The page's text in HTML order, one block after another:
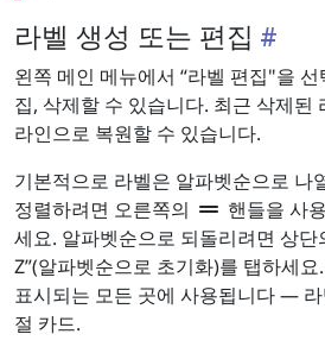
라벨 생성 또는 편집
왼쪽 메인 메뉴에서 “라벨 편집"을
집, 삭제할 수 있습니다. 최근 삭제된
라인으로 복원할 수 있습니다.
기본적으로 라벨은 알파벳순으로 나
정렬하려면 오른쪽의 drag_handle 핸들을 사
세요. 알파벳순으로 되돌리려면 상단
Z”(알파벳순으로 초기화)를 탭하세
표시되는 모든 곳에 사용됩니다 —
절 카드.